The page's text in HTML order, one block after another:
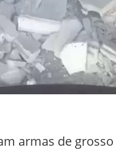
armas de